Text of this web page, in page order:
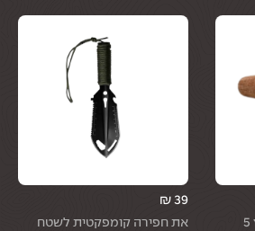
בריק עץ פרימיום – מארז 5
₪ 39
את חפירה קומפקטית לשטח